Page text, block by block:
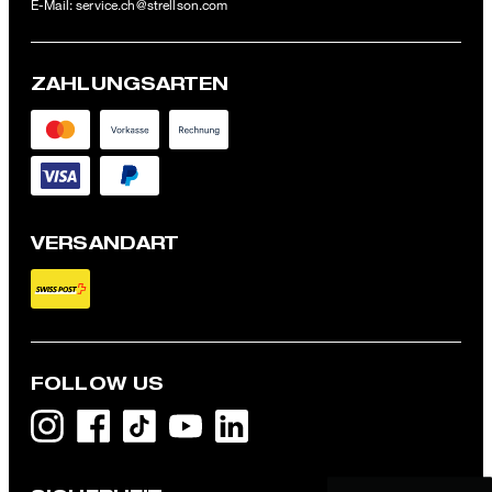
E-Mail:service.ch@strellson.com
ZAHLUNGSARTEN
VERSANDART
FOLLOW US